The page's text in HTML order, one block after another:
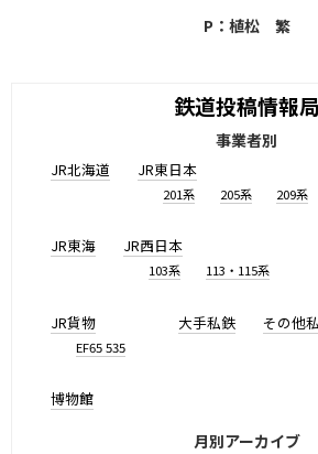
P：植松 繁
鉄道投稿情報局
事業者別
JR北海道 JR東日本
201系 205系 209系
JR東海 JR西日本
103系 113・115系
JR貨物
EF65 535
大手私鉄 その他
博物館
月別アーカイブ